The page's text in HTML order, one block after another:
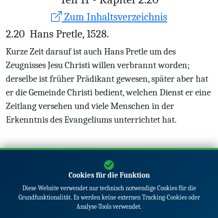
Zum Inhaltsverzeichnis
2.20 Hans Pretle, 1528.
Kurze Zeit darauf ist auch Hans Pretle um des
Zeugnisses Jesu Christi willen verbrannt worden;
derselbe ist früher Prädikant gewesen, später aber hat
er die Gemeinde Christi bedient, welchen Dienst er eine
Zeitlang versehen und viele Menschen in der
Erkenntnis des Evangeliums unterrichtet hat.
Cookies für die Funktion
Diese Website verwendet nur technisch notwendige Cookies für die
Grundfunktionalität. Es werden keine externen Tracking-Cookies oder
Analyse-Tools verwendet.